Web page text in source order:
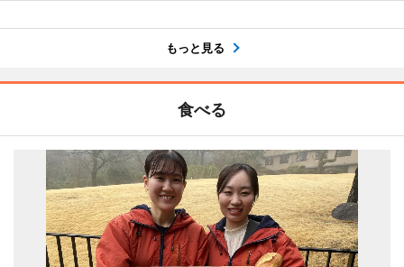
もっと見る
食べる